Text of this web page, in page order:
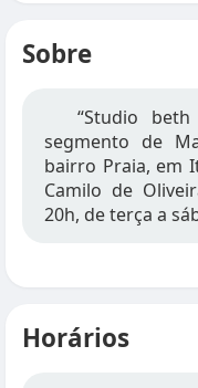
Sobre
“Studio
segmento de
bairro Praia, em
Camilo de
20h, de terça a
Horários